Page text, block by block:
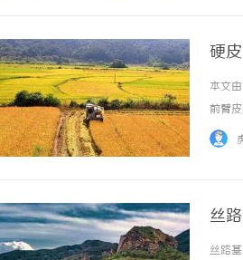
硬
本文
前臂
业诊
丝
丝路